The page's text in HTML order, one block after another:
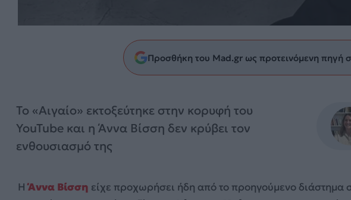
Προσθήκη του Mad.gr ως προτεινόμενη πηγή
Το «Αιγαίο» εκτοξεύτηκε στην κορυφή του
YouTube και η Άννα Βίσση δεν κρύβει τον
ενθουσιασμό της
ΗΆννα Βίσση είχε προχωρήσει ήδη από το προηγούμενο διάστημα